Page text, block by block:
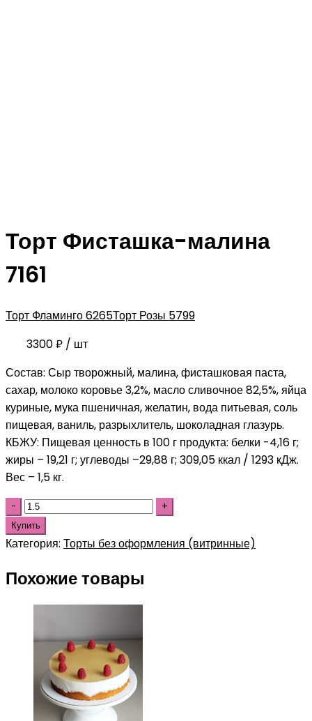
Торт Фисташка-малина
7161
Торт Фламинго 6265Торт Розы 5799
3300₽ / шт
Состав: Сыр творожный, малина, фисташковая паста,
сахар, молоко коровье 3,2%, масло сливочное 82,5%, яйца
куриные, мука пшеничная, желатин, вода питьевая, соль
пищевая, ваниль, разрыхлитель, шоколадная глазурь.
КБЖУ: Пищевая ценность в 100 г продукта: белки -4,16 г;
жиры – 19,21 г; углеводы –29,88 г; 309,05 ккал / 1293 кДж.
Вес – 1,5 кг.
Купить
Категория: Торты без оформления (витринные)
Похожие товары